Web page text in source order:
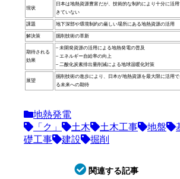
現状
日本は地熱資源豊富だが、技術的な制約により十分に活
きていない
課題 地下深部や環境制約の厳しい場所にある地熱資源の活用
解決策 掘削技術の革新
期待される
効果
– 未開発資源の活用による地熱発電の普及
– エネルギー自給率の向上
– 二酸化炭素排出量削減による地球温暖化対策
展望
掘削技術の進歩により、日本が地熱資源を最大限に活用で
る未来への期待
地熱発電
「ク」
土木 土木工事 地盤
礎工事
建設 掘削
関連する記事